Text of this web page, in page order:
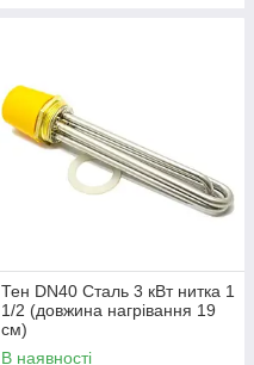
Тен DN40 Сталь 3 кВт нитка 1
1/2 (довжина нагрівання 19
см)
В наявності